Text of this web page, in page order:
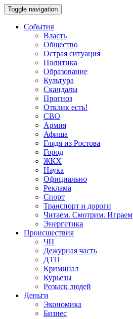
Toggle navigation
События
Власть
Общество
Острая ситуация
Политика
Образование
Культура
Скандалы
Прогноз
Отклик есть!
СВО
Армия
Афиша
Глядя из Ростова
Город
ЖКХ
Наука
Официально
Реклама
Спорт
Транспорт и дороги
Читаем. Смотрим. Играем
Энергетика
Происшествия
ЧП
Дежурная часть
ДТП
Криминал
Курьезы
Розыск людей
Деньги
Экономика
Бизнес